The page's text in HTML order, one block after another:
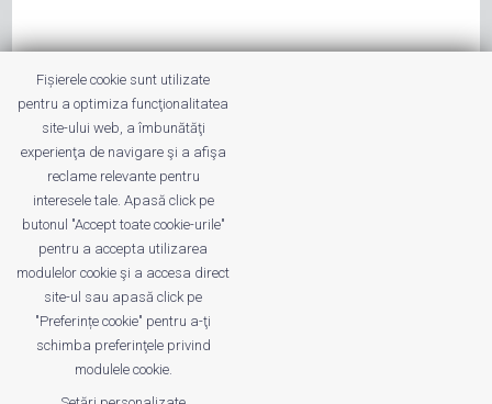
Fișierele cookie sunt utilizate
pentru a optimiza funcţionalitatea
site-ului web, a îmbunătăţi
experienţa de navigare şi a afişa
reclame relevante pentru
interesele tale. Apasă click pe
butonul "Accept toate cookie-urile"
pentru a accepta utilizarea
modulelor cookie şi a accesa direct
site-ul sau apasă click pe
"Preferințe cookie" pentru a-ţi
schimba preferinţele privind
modulele cookie.